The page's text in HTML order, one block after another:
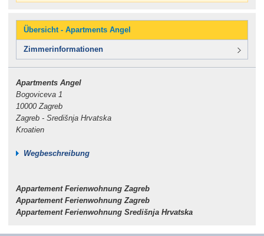
Übersicht - Apartments Angel
Zimmerinformationen
Apartments Angel
Bogoviceva 1
10000 Zagreb
Zagreb - Središnja Hrvatska
Kroatien
Wegbeschreibung
Appartement Ferienwohnung Zagreb
Appartement Ferienwohnung Zagreb
Appartement Ferienwohnung Središnja Hrvatska